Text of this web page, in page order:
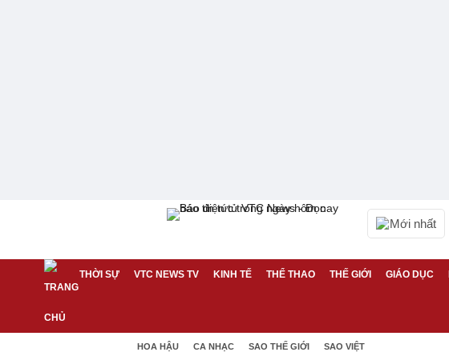
Mới nhất
THỜI SỰ VTC NEWS TV KINH TẾ THỂ THAO THẾ GIỚI GIÁO DỤC
HOA HẬU CA NHẠC SAO THẾ GIỚI SAO VIỆT